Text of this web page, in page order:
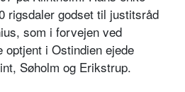
rigsdaler godset til justitsråd
som i forvejen ved
optjent i Ostindien ejede
Søholm og Erikstrup.